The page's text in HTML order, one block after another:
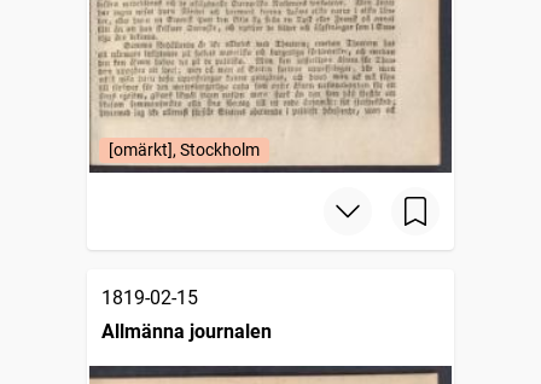
[omärkt], Stockholm
1819-02-15
Allmänna journalen